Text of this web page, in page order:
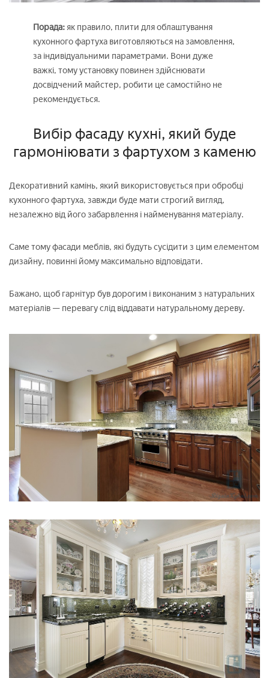
Порада:як правило, плити для облаштування
кухонного фартуха виготовляються на замовлення,
за індивідуальними параметрами. Вони дуже
важкі, тому установку повинен здійснювати
досвідчений майстер, робити це самостійно не
рекомендується.
Вибір фасаду кухні, який буде
гармоніювати з фартухом з каменю
Декоративний камінь, який використовується при обробці
кухонного фартуха, завжди буде мати строгий вигляд,
незалежно від його забарвлення і найменування матеріалу.
Саме тому фасади меблів, які будуть сусідити з цим елементом
дизайну, повинні йому максимально відповідати.
Бажано, щоб гарнітур був дорогим і виконаним з натуральних
матеріалів — перевагу слід віддавати натуральному дереву.